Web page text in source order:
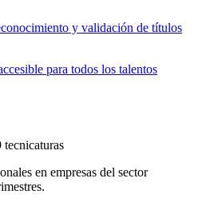
y validación de títulos
para todos los talentos
tecnicaturas
en empresas del sector